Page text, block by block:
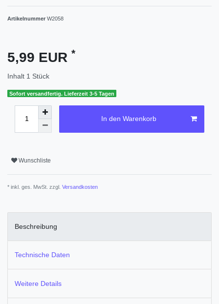
Artikelnummer W2058
5,99 EUR *
Inhalt 1 Stück
Sofort versandfertig. Lieferzeit 3-5 Tagen
In den Warenkorb
Wunschliste
* inkl. ges. MwSt. zzgl. Versandkosten
Beschreibung
Technische Daten
Weitere Details